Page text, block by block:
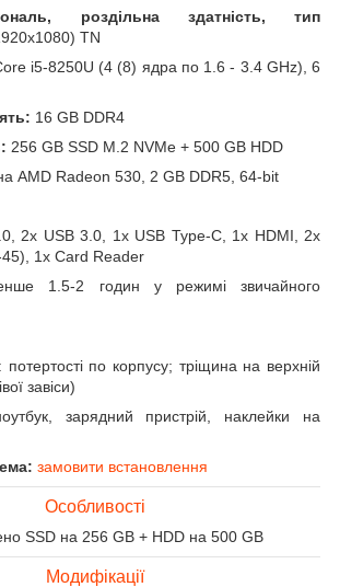
роздільна здатність, тип
TN
i5-8250U (4 (8) ядра по 1.6 - 3.4 GHz), 6
16 GB DDR4
256 GB SSD M.2 NVMe + 500 GB HDD
AMD Radeon 530, 2 GB DDR5, 64-bit
2x USB 3.0, 1x USB Type-C, 1x HDMI, 2x
1x Card Reader
1.5-2 годин у режимі звичайного
по корпусу; тріщина на верхній
завіси)
зарядний пристрій, наклейки на
замовити встановлення
Особливості
SSD на 256 GB + HDD на 500 GB
Модифікації